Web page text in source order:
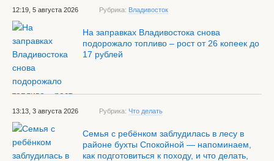
12:19, 5 августа 2026 Рубрика: Владивосток
На заправках Владивостока снова
подорожало топливо – рост от 26 копеек до
17 рублей
13:13, 3 августа 2026 Рубрика: Что делать
Семья с ребёнком заблудилась в лесу в
районе бухты Спокойной — напоминаем,
как подготовиться к походу, и что делать,